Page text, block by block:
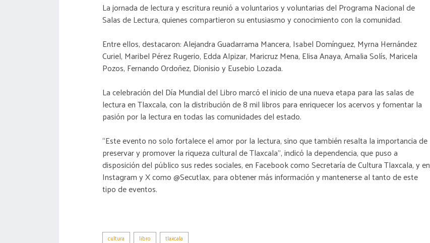
La jornada de lectura y escritura reunió a voluntarios y voluntarias del Programa Nacional de
Salas de Lectura, quienes compartieron su entusiasmo y conocimiento con la comunidad.
Entre ellos, destacaron: Alejandra Guadarrama Mancera, Isabel Domínguez, Myrna Hernández
Curiel, Maribel Pérez Rugerio, Edda Alpizar, Maricruz Mena, Elisa Anaya, Amalia Solís, Maricela
Pozos, Fernando Ordoñez, Dionisio y Eusebio Lozada.
La celebración del Día Mundial del Libro marcó el inicio de una nueva etapa para las salas de
lectura en Tlaxcala, con la distribución de 8 mil libros para enriquecer los acervos y fomentar la
pasión por la lectura en todas las comunidades del estado.
“Este evento no solo fortalece el amor por la lectura, sino que también resalta la importancia de
preservar y promover la riqueza cultural de Tlaxcala”, indicó la dependencia, que puso a
disposición del público sus redes sociales, en Facebook como Secretaría de Cultura Tlaxcala, y en
Instagram y X como @Secutlax, para obtener más información y mantenerse al tanto de este
tipo de eventos.
cultura libro tlaxcala